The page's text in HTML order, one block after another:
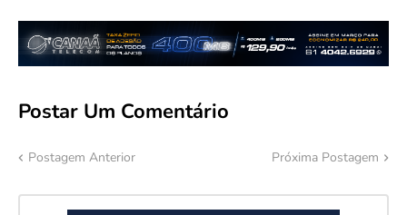
Postar Um Comentário
Postagem Anterior Próxima Postagem